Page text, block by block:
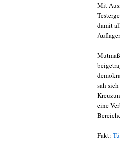
Mit
damit
sah
eine
Fakt: